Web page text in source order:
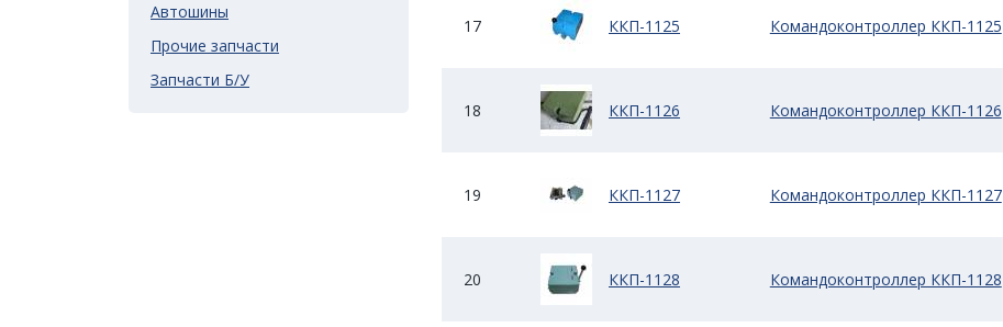
Автошины
Прочие запчасти
Запчасти Б/У
17 ККП-1125 Командоконтроллер ККП-1125
18 ККП-1126 Командоконтроллер ККП-1126
19 ККП-1127 Командоконтроллер ККП-1127
20 ККП-1128 Командоконтроллер ККП-1128